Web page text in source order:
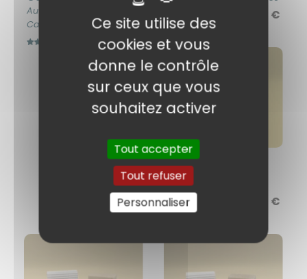
Au macérât de
Calendula
7,90 €
8,90 €
Shampoing Solide
Citron
Cuir chevelu irrité
11,90 €
Ce site utilise des
cookies et vous
donne le contrôle
sur ceux que vous
souhaitez activer
Tout accepter
Tout refuser
Personnaliser